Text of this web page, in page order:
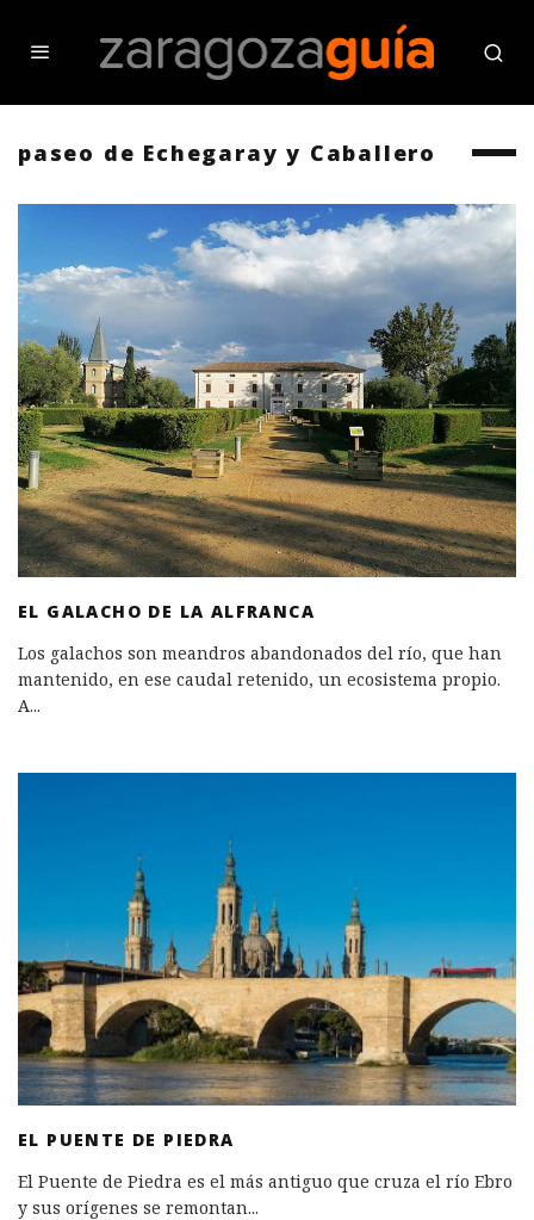
paseo de Echegaray y Caballero
EL GALACHO DE LA ALFRANCA
Los galachos son meandros abandonados del río, que han
mantenido, en ese caudal retenido, un ecosistema propio.
A...
EL PUENTE DE PIEDRA
El Puente de Piedra es el más antiguo que cruza el río Ebro
y sus orígenes se remontan...